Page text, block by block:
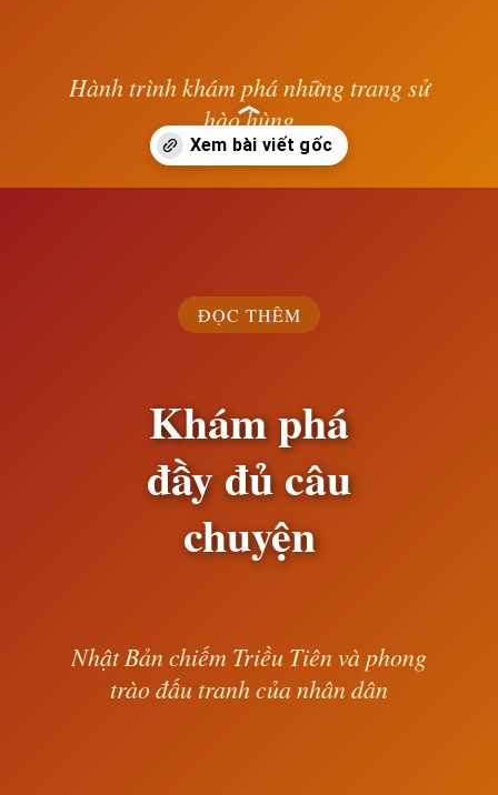
Hành trình khám phá những trang sử
hào hùng
— Lê Anh —
ĐỌC THÊM
Khám phá
đầy đủ câu
chuyện
Nhật Bản chiếm Triều Tiên và phong
trào đấu tranh của nhân dân